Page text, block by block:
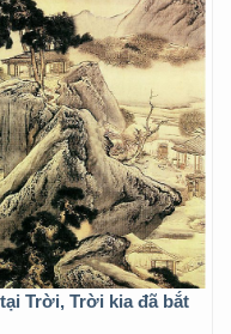
Trời, Trời kia đã bắt